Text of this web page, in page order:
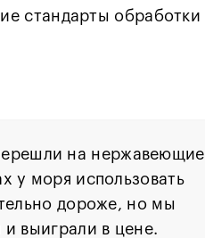
стандарты обработки
на нержавеющие
у моря использовать
дороже, но мы
и выиграли в цене.